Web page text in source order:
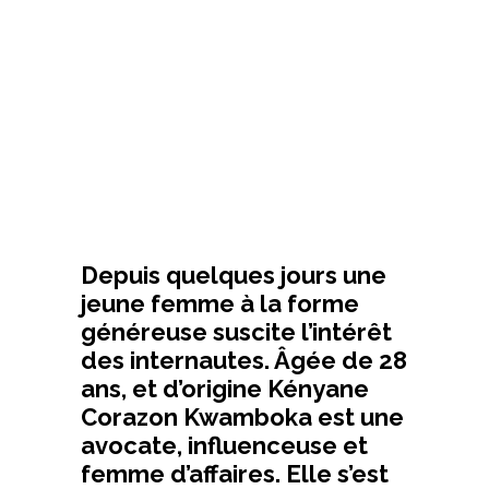
Depuis quelques jours une
jeune femme à la forme
généreuse suscite l’intérêt
des internautes. Âgée de 28
ans, et d’origine Kényane
Corazon Kwamboka est une
avocate, influenceuse et
femme d’affaires. Elle s’est